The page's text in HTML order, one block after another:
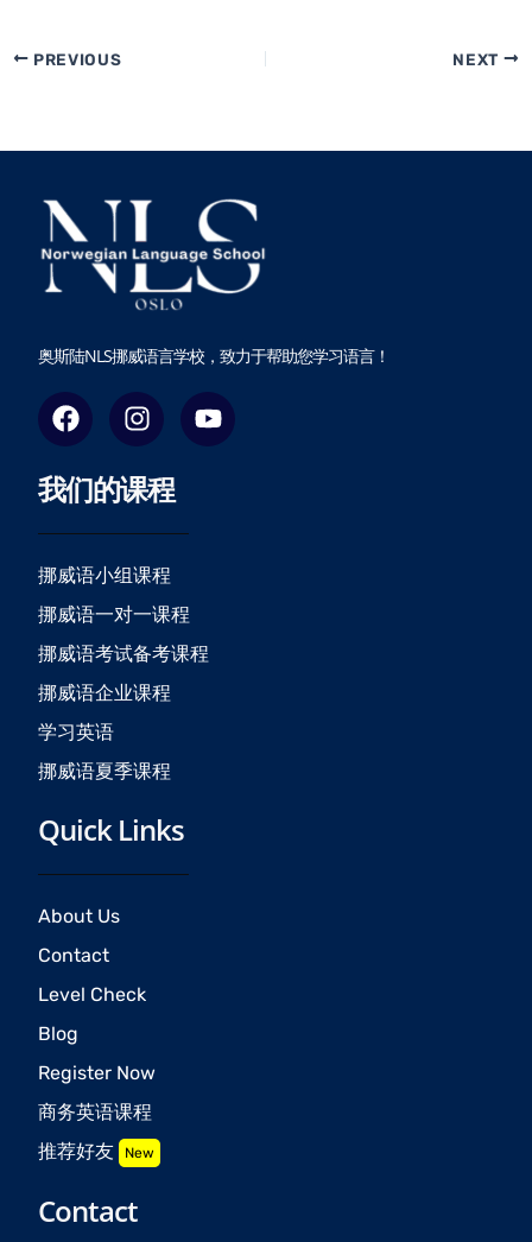
PREVIOUS NEXT
奥斯陆NLS挪威语言学校，致力于帮助您学习语言！
F
a
c
e
b
o
o
k
I
n
s
t
a
g
r
a
m
Y
o
u
我们的课程
挪威语小组课程
挪威语一对一课程
挪威语考试备考课程
挪威语企业课程
学习英语
挪威语夏季课程
Quick Links
About Us
Contact
Level Check
Blog
Register Now
商务英语课程
推荐好友 New
Contact